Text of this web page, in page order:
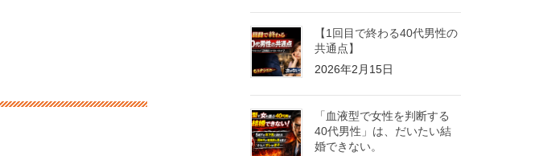
【1回目で終わる40代男性の
共通点】
2026年2月15日
「血液型で女性を判断する
40代男性」は、だいたい結
婚できない。